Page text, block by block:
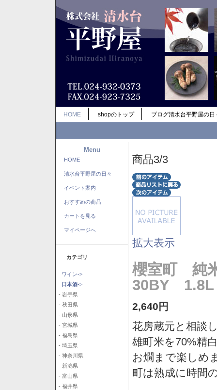
HOME shopのトップ ブログ清水台平野屋の日
Menu
HOME
清水台平野屋の日々
イベント案内
おすすめの商品
カートを見る
マイページへ
カテゴリ
ワイン->
日本酒->
- 岩手県
- 秋田県
- 山形県
- 宮城県
- 福島県
- 埼玉県
- 神奈川県
- 新潟県
- 富山県
- 福井県
商品3/3
拡大表示
櫻室町 純
30BY 1.8L
2,640円
花房蔵元と相談
雄町米を70%精
お燗まで楽しめ
町は熟成に時間